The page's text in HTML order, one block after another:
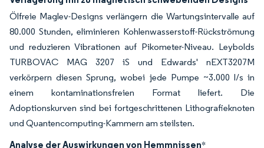
Ölfreie Maglev-Designs verlängern die Wartungsintervalle auf
80.000 Stunden, eliminieren Kohlenwasserstoff-Rückströmung
und reduzieren Vibrationen auf Pikometer-Niveau. Leybolds
TURBOVAC MAG 3207 iS und Edwards' nEXT3207M
verkörpern diesen Sprung, wobei jede Pumpe ~3.000 l/s in
einem kontaminationsfreien Format liefert. Die
Adoptionskurven sind bei fortgeschrittenen Lithografieknoten
und Quantencomputing-Kammern am steilsten.
Analyse der Auswirkungen von Hemmnissen*